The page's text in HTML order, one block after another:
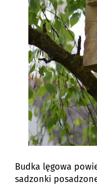
Budka lęgowa
sadzonki